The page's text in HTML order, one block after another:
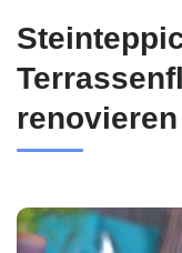
renovieren